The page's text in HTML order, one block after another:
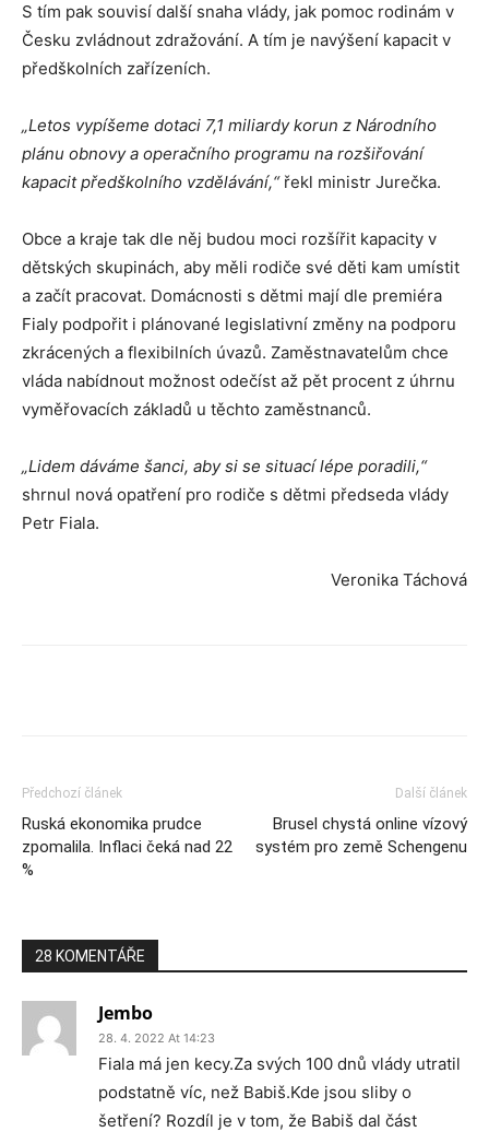
S tím pak souvisí další snaha vlády, jak pomoc rodinám v
Česku zvládnout zdražování. A tím je navýšení kapacit v
předškolních zařízeních.
„Letos vypíšeme dotaci 7,1 miliardy korun z Národního
plánu obnovy a operačního programu na rozšiřování
kapacit předškolního vzdělávání,“řekl ministr Jurečka.
Obce a kraje tak dle něj budou moci rozšířit kapacity v
dětských skupinách, aby měli rodiče své děti kam umístit
a začít pracovat. Domácnosti s dětmi mají dle premiéra
Fialy podpořit i plánované legislativní změny na podporu
zkrácených a flexibilních úvazů. Zaměstnavatelům chce
vláda nabídnout možnost odečíst až pět procent z úhrnu
vyměřovacích základů u těchto zaměstnanců.
„Lidem dáváme šanci, aby si se situací lépe poradili,“
shrnul nová opatření pro rodiče s dětmi předseda vlády
Petr Fiala.
Veronika Táchová
Předchozí článek
Ruská ekonomika prudce
zpomalila. Inflaci čeká nad 22
%
Další článek
Brusel chystá online vízový
systém pro země Schengenu
28 KOMENTÁŘE
Jembo
28. 4. 2022 At 14:23
Fiala má jen kecy.Za svých 100 dnů vlády utratil
podstatně víc, než Babiš.Kde jsou sliby o
šetření? Rozdíl je v tom, že Babiš dal část